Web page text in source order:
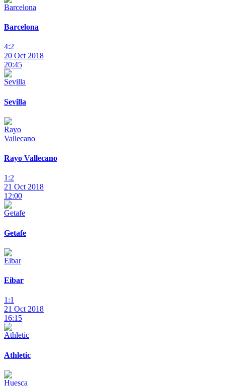
Barcelona
4:2
20 Oct 2018
20:45
Sevilla
Rayo Vallecano
1:2
21 Oct 2018
12:00
Getafe
Eibar
1:1
21 Oct 2018
16:15
Athletic